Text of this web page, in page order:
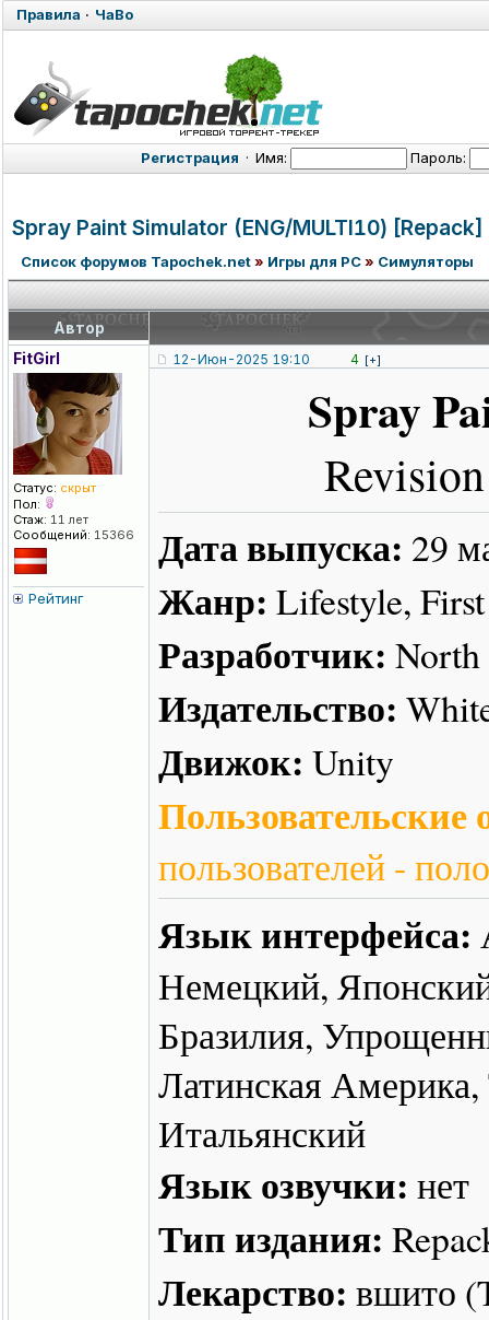
Правила · ЧаВо
Регистрация · Имя: Пароль:
Spray Paint Simulator (ENG/MULTI10) [Repack]
Список форумов Tapochek.net» Игры для PC» Симуляторы
Автор
FitGirl
Статус: скрыт
Пол:
Стаж: 11 лет
Сообщений: 15366
Рейтинг
12-Июн-2025 19:10 4 [+]
Spray
Дата выпуска: 29
Жанр: Lifestyle,
Разработчик: North
Издательство:
Движок: Unity
Пользовательские
пользователей -
Язык интерфейса:
Немецкий,
Бразилия,
Латинская
Итальянский
Язык озвучки: нет
Тип издания:
Лекарство: вшито